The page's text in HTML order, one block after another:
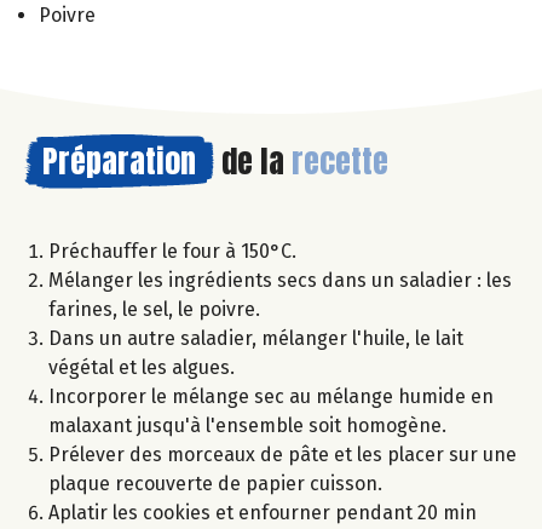
Poivre
Préparation de la recette
Préchauffer le four à 150°C.
Mélanger les ingrédients secs dans un saladier : les
farines, le sel, le poivre.
Dans un autre saladier, mélanger l'huile, le lait
végétal et les algues.
Incorporer le mélange sec au mélange humide en
malaxant jusqu'à l'ensemble soit homogène.
Prélever des morceaux de pâte et les placer sur une
plaque recouverte de papier cuisson.
Aplatir les cookies et enfourner pendant 20 min